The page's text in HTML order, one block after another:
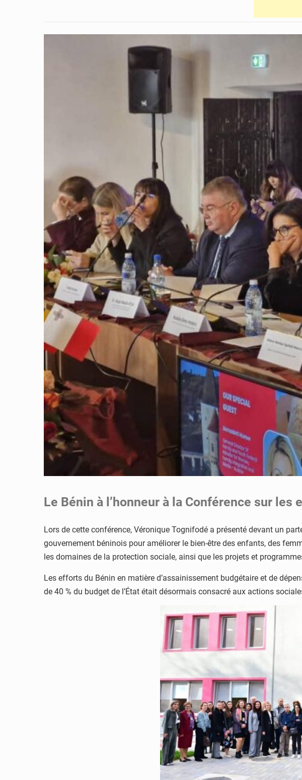
Le Bénin à l’honneur à la Conférence sur les
Lors de cette conférence, Véronique Tognifodé a présenté devant un
gouvernement béninois pour améliorer le bien-être des enfants, des
les domaines de la protection sociale, ainsi que les projets et
Les efforts du Bénin en matière d’assainissement budgétaire et de
de 40 % du budget de l’État était désormais consacré aux actions